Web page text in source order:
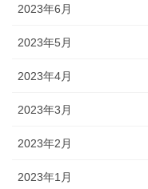
2023年6月
2023年5月
2023年4月
2023年3月
2023年2月
2023年1月